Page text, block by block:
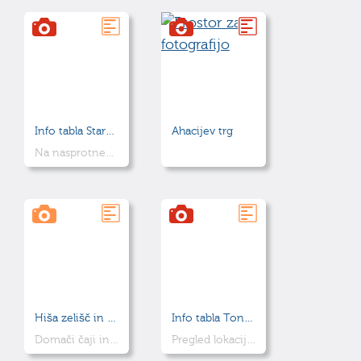
Info tabla Staroslovansko selišče
Na nasprotnem bregu Idrijce so našli sledi staroslovanske poselitve
Ahacijev trg
Hiša zelišč in Dežela doživetij Log
Domači čaji in ostali izdelki iz doma pridelanih zelišč. Pijača knapov, Geruš.
Info tabla Tone Kralj na Primorskem
Pregled lokacij z njegovim delom